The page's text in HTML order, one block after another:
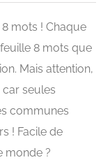
mots ! Chaque
8 mots que
Mais attention,
car seules
communes
! Facile de
monde ?